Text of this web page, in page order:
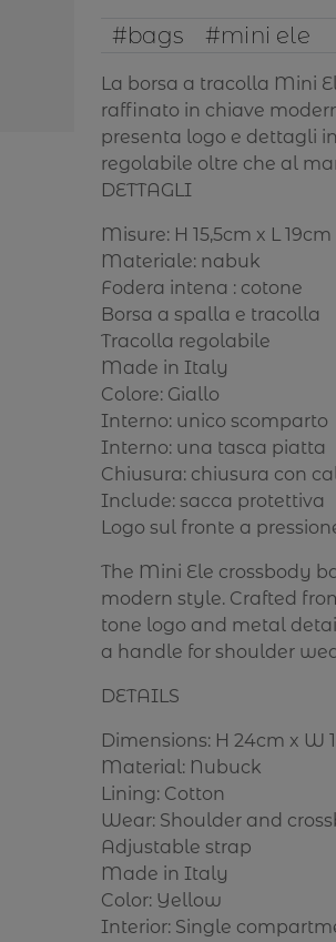
#bags
#mini ele
La borsa a tracolla Mini
raffinato in chiave
presenta logo e dettagli
regolabile oltre che al
DETTAGLI
Misure: H 15,5cm x L
Materiale: nabuk
Fodera intena : cotone
Borsa a spalla e tracolla
Tracolla regolabile
Made in Italy
Colore: Giallo
Interno: unico scomparto
Interno: una tasca piatta
Chiusura: chiusura con
Include: sacca protettiva
Logo sul fronte a
The Mini Ele crossbody
modern style. Crafted
tone logo and metal
a handle for shoulder
DETAILS
Dimensions: H 24cm x W
Material: Nubuck
Lining: Cotton
Wear: Shoulder and
Adjustable strap
Made in Italy
Color: Yellow
Interior: Single